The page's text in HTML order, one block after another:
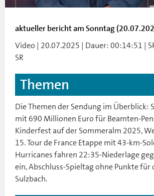
aktueller bericht am Sonntag
Video | 20.07.2025 | Dauer: 00:14:51 |
SR
Themen
Die Themen der Sendung im Überblick:
mit 690 Millionen Euro für Beamten-
Kinderfest auf der Sommeralm 2025,
15. Tour de France Etappe mit 43-km-
Hurricanes fahren 22:35-Niederlage
ein, Abschluss-Spieltag ohne Punkte für
Sulzbach.